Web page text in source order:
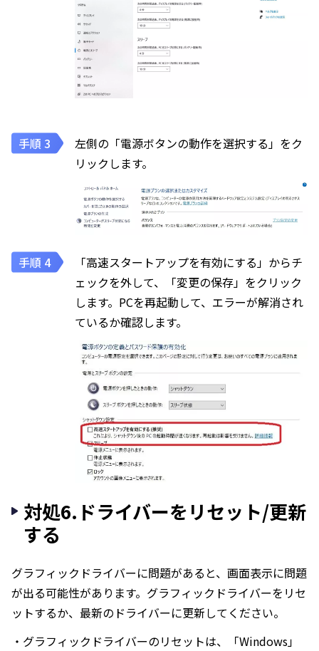
左側の「電源ボタンの動作を選択する」をク
リックします。
「高速スタートアップを有効にする」からチ
ェックを外して、「変更の保存」をクリック
します。PCを再起動して、エラーが解消され
ているか確認します。
対処6.ドライバーをリセット/更新
する
グラフィックドライバーに問題があると、画面表示に問題
が出る可能性があります。グラフィックドライバーをリセ
ットするか、最新のドライバーに更新してください。
・グラフィックドライバーのリセットは、「Windows」